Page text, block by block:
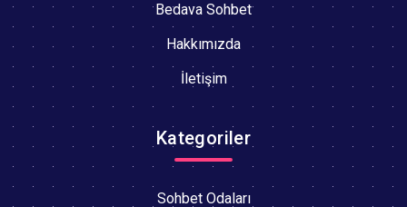
Bedava Sohbet
Hakkımızda
İletişim
Kategoriler
Sohbet Odaları